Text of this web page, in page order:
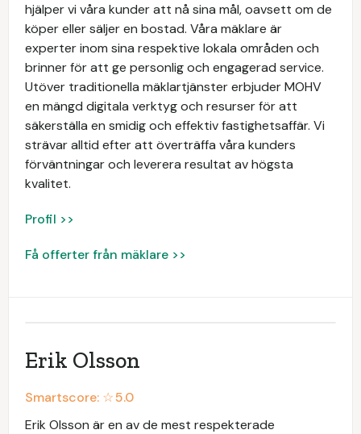
hjälper vi våra kunder att nå sina mål, oavsett om de
köper eller säljer en bostad. Våra mäklare är
experter inom sina respektive lokala områden och
brinner för att ge personlig och engagerad service.
Utöver traditionella mäklartjänster erbjuder MOHV
en mängd digitala verktyg och resurser för att
säkerställa en smidig och effektiv fastighetsaffär. Vi
strävar alltid efter att överträffa våra kunders
förväntningar och leverera resultat av högsta
kvalitet.
Profil >>
Få offerter från mäklare >>
Erik Olsson
Smartscore: ☆5.0
Erik Olsson är en av de mest respekterade